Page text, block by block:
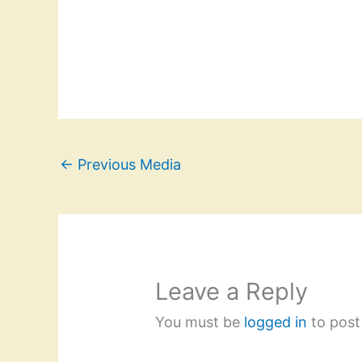
← Previous Media
Leave a Reply
You must be logged in to